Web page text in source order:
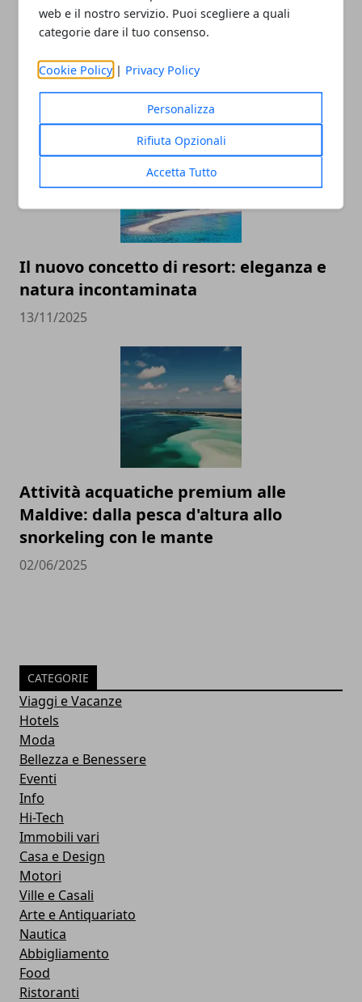
web e il nostro servizio. Puoi scegliere a quali
categorie dare il tuo consenso.
Cookie Policy | Privacy Policy
Personalizza
Rifiuta Opzionali
Accetta Tutto
Le capitali del benessere: relax e
lifestyle nelle città del mondo
14/11/2025
Il nuovo concetto di resort: eleganza e
natura incontaminata
13/11/2025
Attività acquatiche premium alle
Maldive: dalla pesca d'altura allo
snorkeling con le mante
02/06/2025
CATEGORIE
Viaggi e Vacanze
Hotels
Moda
Bellezza e Benessere
Eventi
Info
Hi-Tech
Immobili vari
Casa e Design
Motori
Ville e Casali
Arte e Antiquariato
Nautica
Abbigliamento
Food
Ristoranti